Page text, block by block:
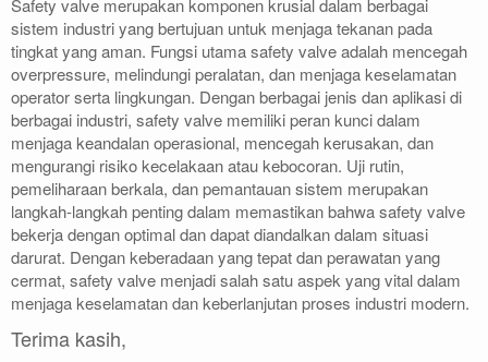
Safety valve merupakan komponen krusial dalam berbagai
sistem industri yang bertujuan untuk menjaga tekanan pada
tingkat yang aman. Fungsi utama safety valve adalah mencegah
overpressure, melindungi peralatan, dan menjaga keselamatan
operator serta lingkungan. Dengan berbagai jenis dan aplikasi di
berbagai industri, safety valve memiliki peran kunci dalam
menjaga keandalan operasional, mencegah kerusakan, dan
mengurangi risiko kecelakaan atau kebocoran. Uji rutin,
pemeliharaan berkala, dan pemantauan sistem merupakan
langkah-langkah penting dalam memastikan bahwa safety valve
bekerja dengan optimal dan dapat diandalkan dalam situasi
darurat. Dengan keberadaan yang tepat dan perawatan yang
cermat, safety valve menjadi salah satu aspek yang vital dalam
menjaga keselamatan dan keberlanjutan proses industri modern.
Terima kasih,